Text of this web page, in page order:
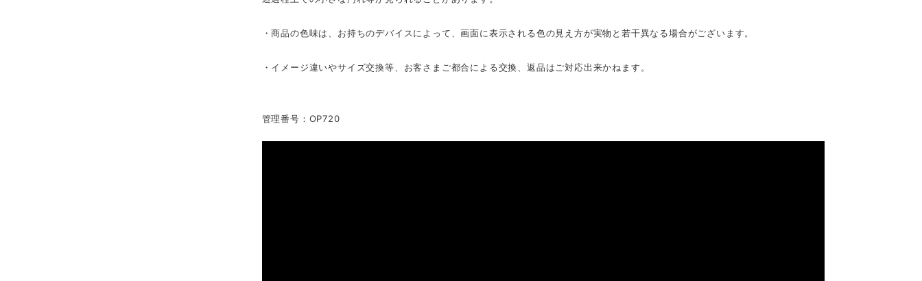
・商品の色味は、お持ちのデバイスによって、画面に表示される色の見え方が実物と若干異なる場合がございます。
・イメージ違いやサイズ交換等、お客さまご都合による交換、返品はご対応出来かねます。
管理番号：OP720